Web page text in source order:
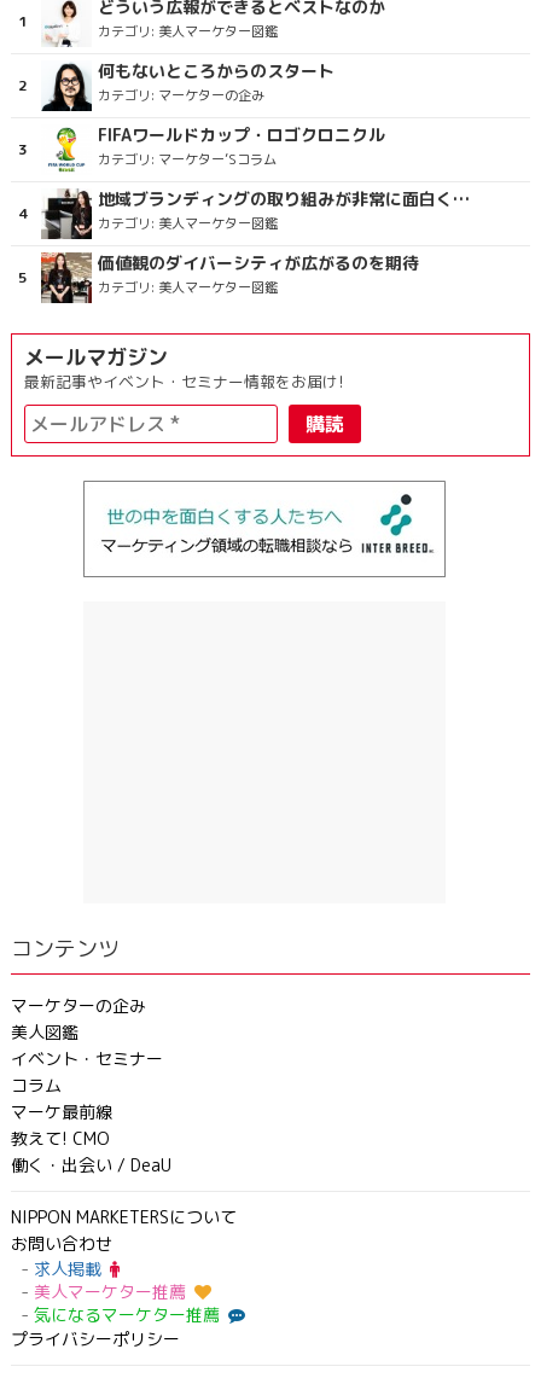
どういう広報ができるとベストなのか
カテゴリ: 美人マーケター図鑑
何もないところからのスタート
カテゴリ: マーケターの企み
FIFAワールドカップ・ロゴクロニクル
カテゴリ: マーケター’Sコラム
地域ブランディングの取り組みが非常に面白く注目しています
カテゴリ: 美人マーケター図鑑
価値観のダイバーシティが広がるのを期待
カテゴリ: 美人マーケター図鑑
メールマガジン
最新記事やイベント・セミナー情報をお届け!
コンテンツ
マーケターの企み
美人図鑑
イベント・セミナー
コラム
マーケ最前線
教えて! CMO
働く・出会い / DeaU
NIPPON MARKETERSについて
お問い合わせ
求人掲載
美人マーケター推薦
気になるマーケター推薦
プライバシーポリシー